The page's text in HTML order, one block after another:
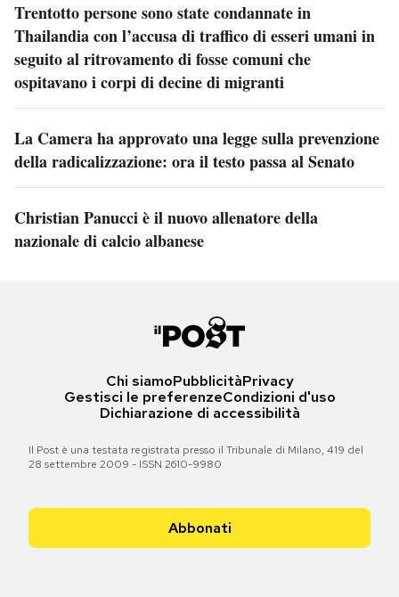
Trentotto persone sono state condannate in
Thailandia con l’accusa di traffico di esseri umani in
seguito al ritrovamento di fosse comuni che
ospitavano i corpi di decine di migranti
La Camera ha approvato una legge sulla prevenzione
della radicalizzazione: ora il testo passa al Senato
Christian Panucci è il nuovo allenatore della
nazionale di calcio albanese
Chi siamoPubblicitàPrivacy
Gestisci le preferenzeCondizioni d'uso
Dichiarazione di accessibilità
Il Post è una testata registrata presso il Tribunale di Milano, 419 del
28 settembre 2009 - ISSN 2610-9980
Abbonati